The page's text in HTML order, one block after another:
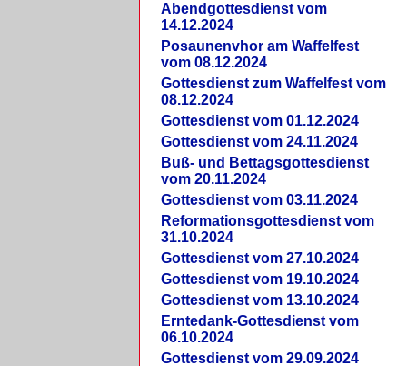
Abendgottesdienst vom
14.12.2024
Posaunenvhor am Waffelfest
vom 08.12.2024
Gottesdienst zum Waffelfest vom
08.12.2024
Gottesdienst vom 01.12.2024
Gottesdienst vom 24.11.2024
Buß- und Bettagsgottesdienst
vom 20.11.2024
Gottesdienst vom 03.11.2024
Reformationsgottesdienst vom
31.10.2024
Gottesdienst vom 27.10.2024
Gottesdienst vom 19.10.2024
Gottesdienst vom 13.10.2024
Erntedank-Gottesdienst vom
06.10.2024
Gottesdienst vom 29.09.2024